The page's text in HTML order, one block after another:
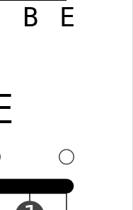
B E